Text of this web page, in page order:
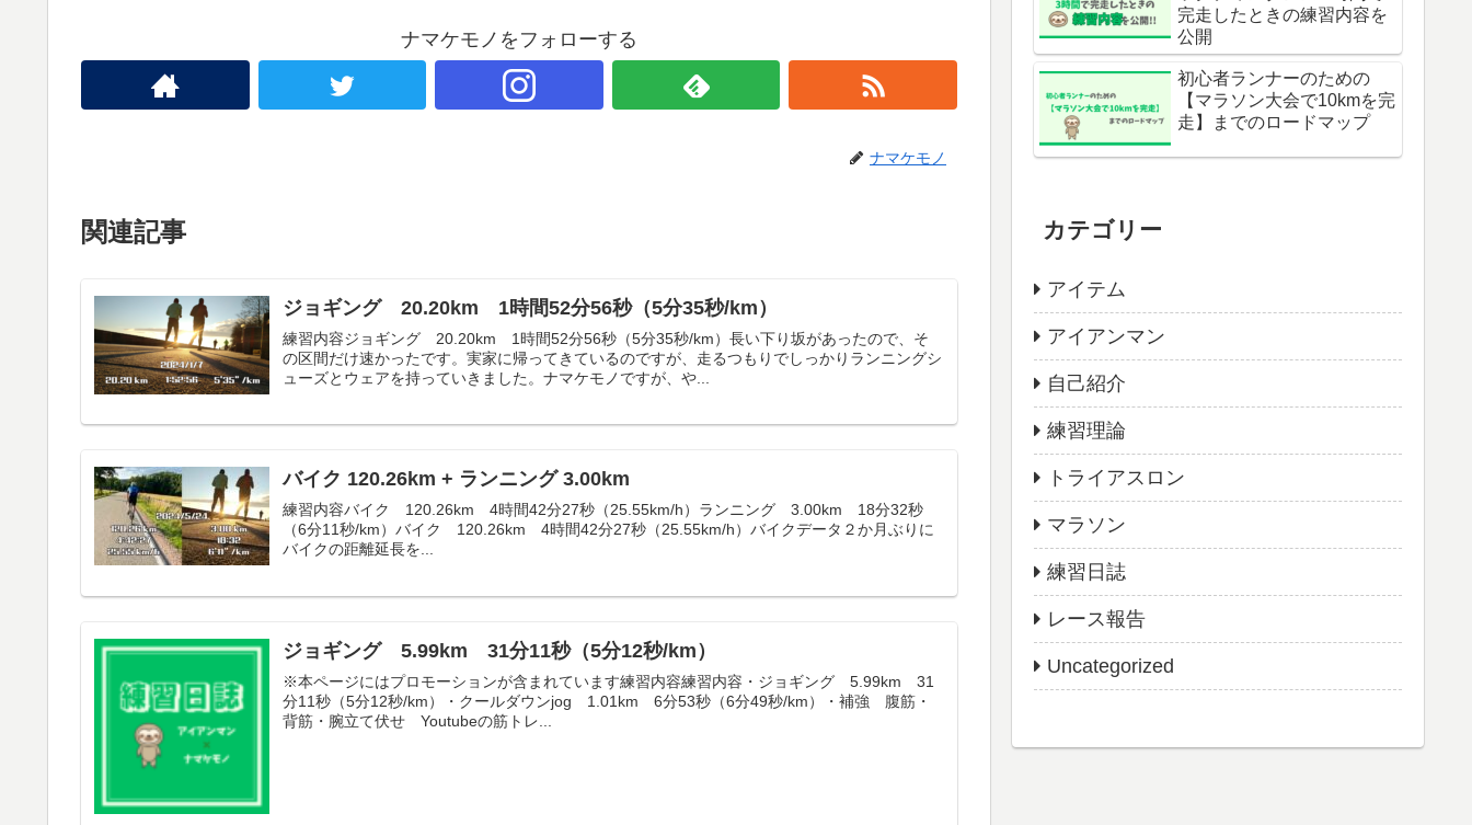
ナマケモノをフォローする
ナマケモノ
関連記事
ジョギング 20.20km 1時間52分56秒（5分35秒/km）
練習内容ジョギング 20.20km 1時間52分56秒（5分35秒/km）長い下り坂があったので、そ
の区間だけ速かったです。実家に帰ってきているのですが、走るつもりでしっかりランニングシ
ューズとウェアを持っていきました。ナマケモノですが、や...
バイク 120.26km + ランニング 3.00km
練習内容バイク 120.26km 4時間42分27秒（25.55km/h）ランニング 3.00km 18分32秒
（6分11秒/km）バイク 120.26km 4時間42分27秒（25.55km/h）バイクデータ２か月ぶりに
バイクの距離延長を...
ジョギング 5.99km 31分11秒（5分12秒/km）
※本ページにはプロモーションが含まれています練習内容練習内容・ジョギング 5.99km 31
分11秒（5分12秒/km）・クールダウンjog 1.01km 6分53秒（6分49秒/km）・補強 腹筋・
背筋・腕立て伏せ Youtubeの筋トレ...
完走したときの練習内容を
公開
初心者ランナーのための
【マラソン大会で10kmを完
走】までのロードマップ
カテゴリー
アイテム
アイアンマン
自己紹介
練習理論
トライアスロン
マラソン
練習日誌
レース報告
Uncategorized